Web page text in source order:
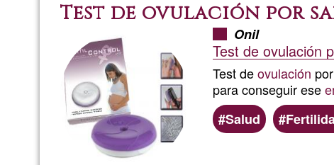
Test de ovulación por
Onil
Test de ovulación
Test deovulación
para conseguir ese
Salud